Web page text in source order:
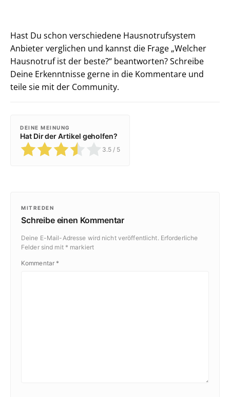
Hast Du schon verschiedene Hausnotrufsystem
Anbieter verglichen und kannst die Frage „Welcher
Hausnotruf ist der beste?“ beantworten? Schreibe
Deine Erkenntnisse gerne in die Kommentare und
teile sie mit der Community.
DEINE MEINUNG
Hat Dir der Artikel geholfen?
3.5 / 5
MITREDEN
Schreibe einen Kommentar
Deine E-Mail-Adresse wird nicht veröffentlicht. Erforderliche
Felder sind mit * markiert
Kommentar *